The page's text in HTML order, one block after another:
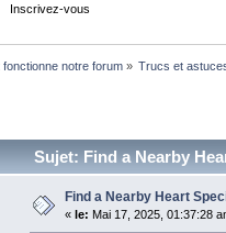
Inscrivez-vous
fonctionne notre forum» Trucs et
Sujet: Find a Nearby
Find a Nearby Heart
« le: Mai 17, 2025, 01:37:28